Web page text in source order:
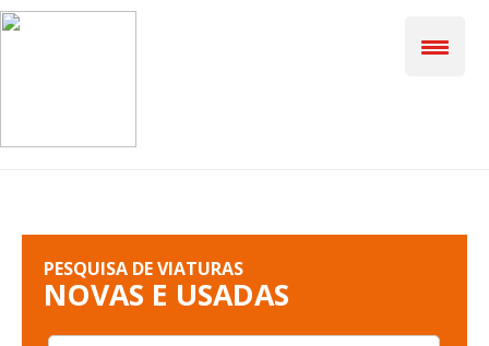
PESQUISA DE VIATURAS
NOVAS E USADAS